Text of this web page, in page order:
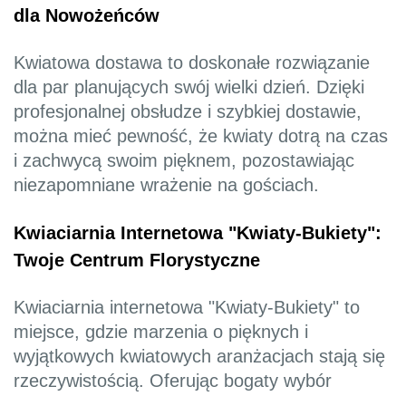
dla Nowożeńców
Kwiatowa dostawa to doskonałe rozwiązanie
dla par planujących swój wielki dzień. Dzięki
profesjonalnej obsłudze i szybkiej dostawie,
można mieć pewność, że kwiaty dotrą na czas
i zachwycą swoim pięknem, pozostawiając
niezapomniane wrażenie na gościach.
Kwiaciarnia Internetowa "Kwiaty-Bukiety":
Twoje Centrum Florystyczne
Kwiaciarnia internetowa "Kwiaty-Bukiety" to
miejsce, gdzie marzenia o pięknych i
wyjątkowych kwiatowych aranżacjach stają się
rzeczywistością. Oferując bogaty wybór